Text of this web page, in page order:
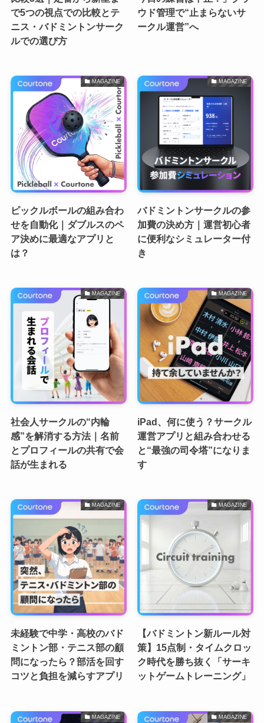
で5つの視点での比較とテ
ニス・バドミントンサーク
ルでの選び方
ウド管理で“止まらないサ
ークル運営”へ
MAGAZINE
ピックルボールの組み合わ
せを自動化｜ダブルスのペ
ア決めに最適なアプリと
は？
MAGAZINE
バドミントンサークルの参
加費の決め方｜運営初心者
に便利なシミュレーター付
き
MAGAZINE
社会人サークルの“内輪
感”を解消する方法｜名前
とプロフィールの共有で会
話が生まれる
MAGAZINE
iPad、何に使う？サークル
運営アプリと組み合わせる
と“最強の司令塔”になりま
す
MAGAZINE
未経験で中学・高校のバド
ミントン部・テニス部の顧
問になったら？部活を回す
コツと負担を減らすアプリ
MAGAZINE
【バドミントン新ルール対
策】15点制・タイムクロッ
ク時代を勝ち抜く「サーキ
ットゲームトレーニング」
MAGAZINE MAGAZINE